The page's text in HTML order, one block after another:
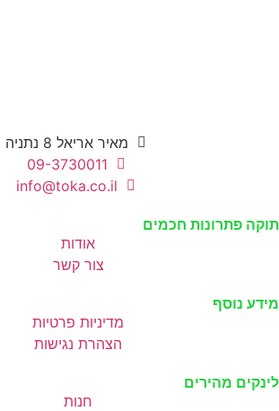
מאיר אריאל 8 נתניה
09-3730011
info@toka.co.il
תוקה פתרונות חכמים
אודות
צור קשר
מידע נוסף
מדיניות פרטיות
הצהרת נגישות
לינקים מהירים
חנות